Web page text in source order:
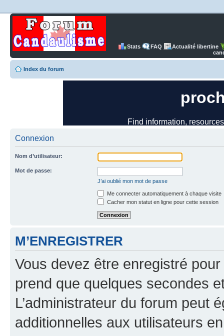
Stats FAQ
Actualité libertine
Index du forum
Connexion
Nom d’utilisateur:
Mot de passe:
J’ai oublié mon mot de passe
Me connecter automatiquement à chaque visite
Cacher mon statut en ligne pour cette session
M’ENREGISTRER
Vous devez être enregistré
prend que quelques secondes
L’administrateur du forum peut
additionnelles aux utilisateurs